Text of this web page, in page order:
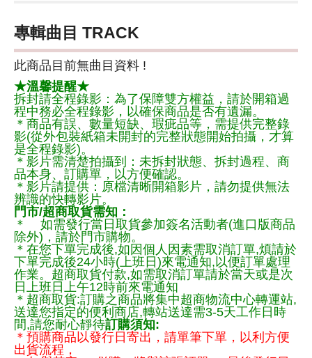
專輯曲目 TRACK
此商品目前無曲目資料 !
★溫馨提醒★
拆封請全程錄影：為了保障雙方權益，請於開箱過
程中務必全程錄影，以確保商品是否有遺漏。
＊商品有誤、數量短缺、瑕疵品等，需提供完整錄
影(從外包裝紙箱未開封的完整狀態開始拍攝，才算
是全程錄影)。
＊影片需清楚拍攝到：未拆封狀態、拆封過程、商
品本身、訂購單，以方便確認。
＊影片請提供：原檔清晰開箱影片，請勿提供無法
辨識的快轉影片。
門市/超商取貨需知：
＊ 如需發行當日取貨參加簽名活動者(進口版商品
除外)，請於門市購物。
＊在您下單完成後,如因個人因素需取消訂單,煩請於
下單完成後24小時(上班日)來電通知,以便訂單處理
作業。超商取貨付款,如需取消訂單請於當天或是次
日上班日上午12時前來電通知
＊超商取貨:訂購之商品將集中超商物流中心轉運站,
送達您指定的便利商店,轉站送達需3-5天工作日時
間,請您耐心靜待訂購須知:
＊預購商品以發行日寄出，請單筆下單，以利方便
出貨流程，